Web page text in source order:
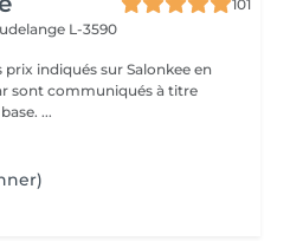
101
L-3590
indiqués sur Salonkee en
...